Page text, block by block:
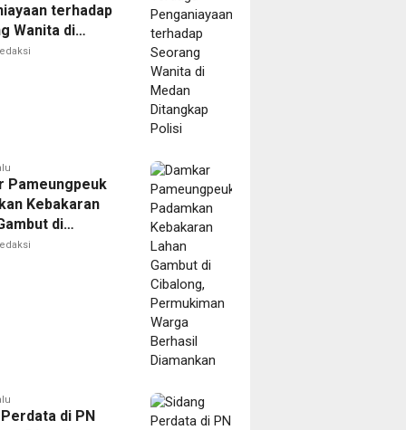
terhadap
Wanita di
Polisi
Pameungpeuk
Kebakaran
di
Permukiman
di PN